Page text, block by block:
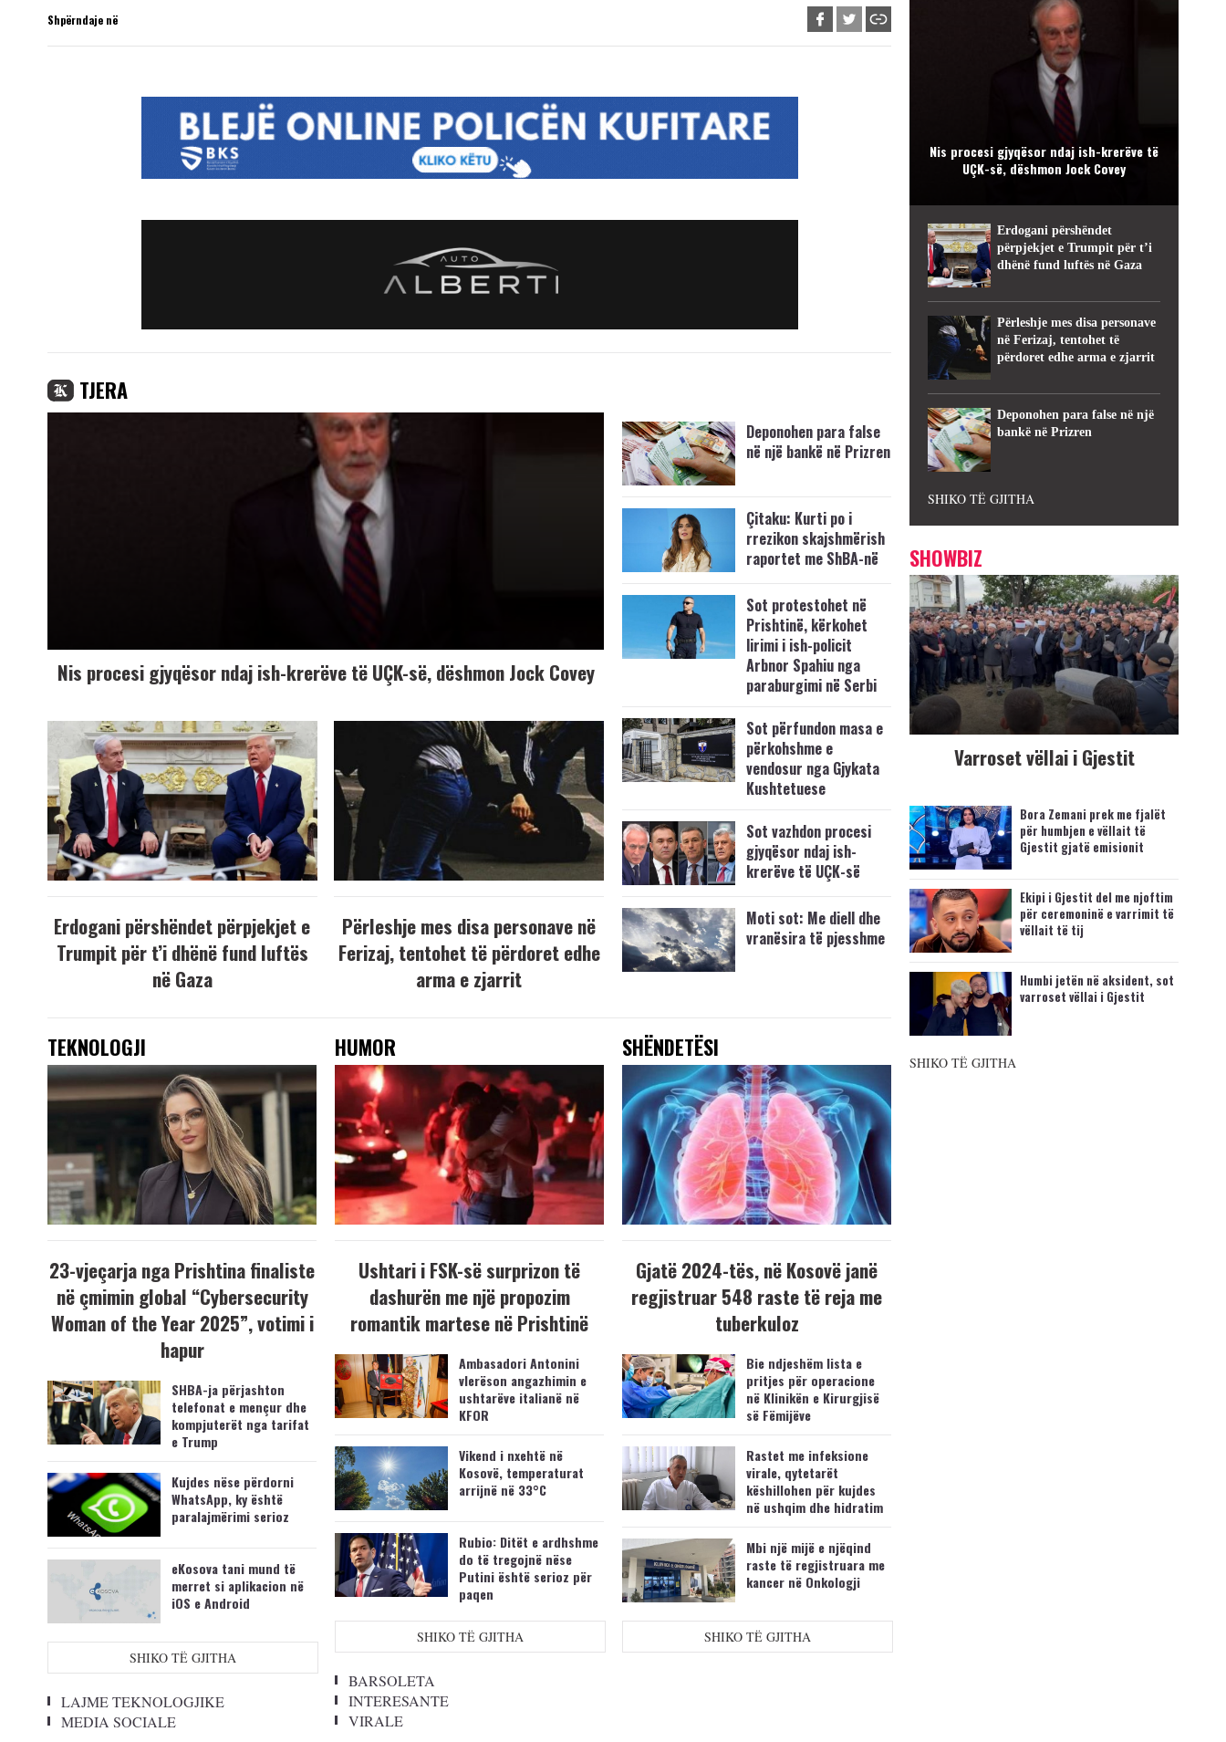
Shpërndaje në
TJERA
Nis procesi gjyqësor ndaj ish-krerëve të UÇK-së, dëshmon Jock Covey
Erdogani përshëndet përpjekjet e
Trumpit për t’i dhënë fund luftës
në Gaza
Përleshje mes disa personave në
Ferizaj, tentohet të përdoret edhe
arma e zjarrit
Deponohen para false
në një bankë në Prizren
Çitaku: Kurti po i
rrezikon skajshmërish
raportet me ShBA-në
Sot protestohet në
Prishtinë, kërkohet
lirimi i ish-policit
Arbnor Spahiu nga
paraburgimi në Serbi
Sot përfundon masa e
përkohshme e
vendosur nga Gjykata
Kushtetuese
Sot vazhdon procesi
gjyqësor ndaj ish-
krerëve të UÇK-së
Moti sot: Me diell dhe
vranësira të pjesshme
TEKNOLOGJI
23-vjeçarja nga Prishtina finaliste
në çmimin global “Cybersecurity
Woman of the Year 2025”, votimi i
hapur
SHBA-ja përjashton
telefonat e mençur dhe
kompjuterët nga tarifat
e Trump
Kujdes nëse përdorni
WhatsApp, ky është
paralajmërimi serioz
eKosova tani mund të
merret si aplikacion në
iOS e Android
SHIKO TË GJITHA
LAJME TEKNOLOGJIKE
MEDIA SOCIALE
HUMOR
Ushtari i FSK-së surprizon të
dashurën me një propozim
romantik martese në Prishtinë
Ambasadori Antonini
vlerëson angazhimin e
ushtarëve italianë në
KFOR
Vikend i nxehtë në
Kosovë, temperaturat
arrijnë në 33°C
Rubio: Ditët e ardhshme
do të tregojnë nëse
Putini është serioz për
paqen
SHIKO TË GJITHA
BARSOLETA
INTERESANTE
VIRALE
SHËNDETËSI
Gjatë 2024-tës, në Kosovë janë
regjistruar 548 raste të reja me
tuberkuloz
Bie ndjeshëm lista e
pritjes për operacione
në Klinikën e Kirurgjisë
së Fëmijëve
Rastet me infeksione
virale, qytetarët
këshillohen për kujdes
në ushqim dhe hidratim
Mbi një mijë e njëqind
raste të regjistruara me
kancer në Onkologji
SHIKO TË GJITHA
Nis procesi gjyqësor ndaj ish-krerëve të
UÇK-së, dëshmon Jock Covey
Erdogani përshëndet
përpjekjet e Trumpit për t’i
dhënë fund luftës në Gaza
Përleshje mes disa personave
në Ferizaj, tentohet të
përdoret edhe arma e zjarrit
Deponohen para false në një
bankë në Prizren
SHIKO TË GJITHA
SHOWBIZ
Varroset vëllai i Gjestit
Bora Zemani prek me fjalët
për humbjen e vëllait të
Gjestit gjatë emisionit
Ekipi i Gjestit del me njoftim
për ceremoninë e varrimit të
vëllait të tij
Humbi jetën në aksident, sot
varroset vëllai i Gjestit
SHIKO TË GJITHA